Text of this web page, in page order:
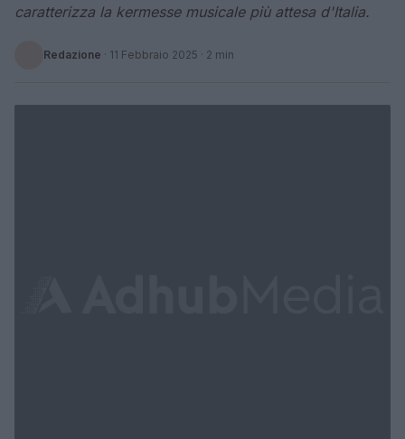
caratterizza la kermesse musicale più attesa d'Italia.
Redazione · 11 Febbraio 2025 · 2 min